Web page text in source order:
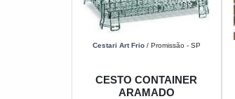
Cestari Art Frio/ Promissão - SP
CESTO CONTAINER
ARAMADO